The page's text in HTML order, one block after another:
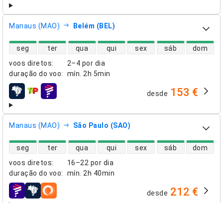
Manaus (MAO) Belém (BEL)
voos diretos:
2–4 por dia
duração do voo: mín. 2h 5min
disponibilidade de voos diretos
seg ter qua qui sex sáb dom
companhias aéreas desde 153 €
Manaus (MAO) São Paulo (SAO)
voos diretos:
16–22 por dia
duração do voo: mín. 2h 40min
disponibilidade de voos diretos
seg ter qua qui sex sáb dom
companhias aéreas desde 212 €